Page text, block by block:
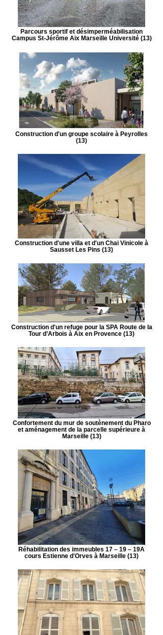
Parcours sportif et désimperméabilisation
Campus St-Jérôme Aix Marseille Université (13)
Construction d'un groupe scolaire à Peyrolles
(13)
Construction d'une villa et d'un Chai Vinicole à
Sausset Les Pins (13)
Construction d'un refuge pour la SPA Route de la
Tour d’Arbois à Aix en Provence (13)
Confortement du mur de soutènement du Pharo
et aménagement de la parcelle supérieure à
Marseille (13)
Réhabilitation des immeubles 17 – 19 – 19A
cours Estienne d'Orves à Marseille (13)